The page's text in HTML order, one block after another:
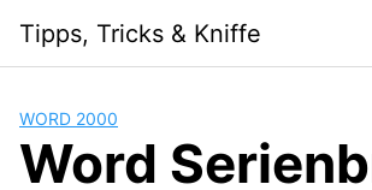
content
Tipps, Tricks & Kniffe
WORD 2000
Word